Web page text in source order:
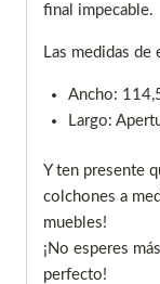
final impecable.
Las medidas de
Ancho:
Largo:
Y ten presente
colchones a
muebles!
¡No esperes
perfecto!